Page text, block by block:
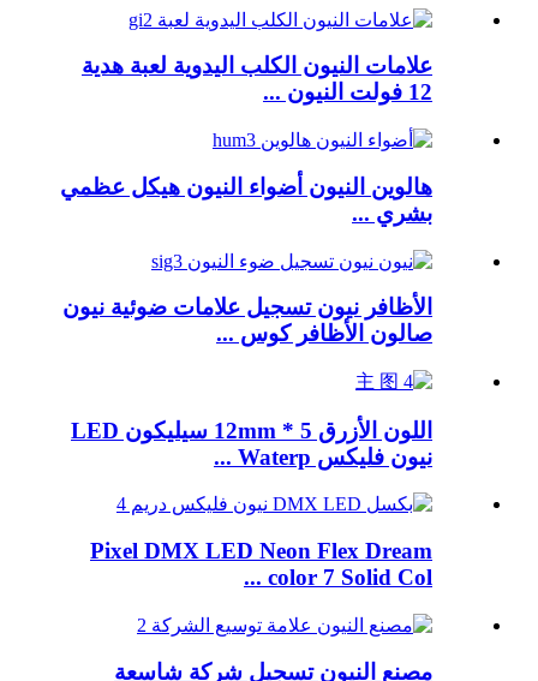
علامات النيون الكلب اليدوية لعبة هدية
12 فولت النيون ...
هالوين النيون أضواء النيون هيكل عظمي
بشري ...
الأظافر نيون تسجيل علامات ضوئية نيون
صالون الأظافر كوس ...
اللون الأزرق 5 * 12mm سيليكون LED
نيون فليكس Waterp ...
Pixel DMX LED Neon Flex Dream
color 7 Solid Col ...
مصنع النيون تسجيل شركة شاسعة